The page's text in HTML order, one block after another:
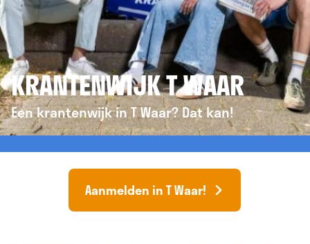
KRANTENWIJK T WAAR
Een krantenwijk in T Waar? Dat kan!
Aanmelden in T Waar!